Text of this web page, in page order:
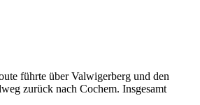
führte über Valwigerberg und den
zurück nach Cochem. Insgesamt